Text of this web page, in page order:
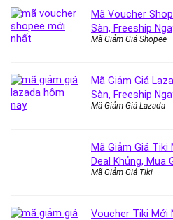
Mã Voucher
Sàn, Freeship
Mã Giảm Giá Shopee
Mã Giảm Giá
Sàn, Freeship
Mã Giảm Giá Lazada
Mã Giảm Giá Tiki
Deal Khủng, Mua
Mã Giảm Giá Tiki
Voucher Tiki Mới